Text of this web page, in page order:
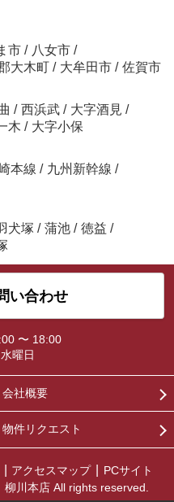
市 / 八女市 /
大木町 / 大牟田市 / 佐賀市
/ 西浜武 / 大字酒見 /
木 / 大字小保
本線 / 九州新幹線 /
犬塚 / 蒲池 / 徳益 /
い合わせ
〜 18:00
水曜日
会社概要
物件リクエスト
アクセスマップ
PCサイト
川本店 All rights reserved.